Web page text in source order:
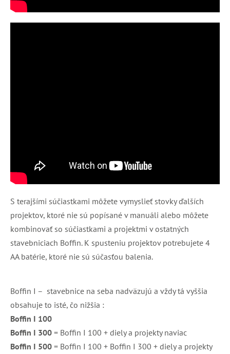
S terajšími súčiastkami môžete vymyslieť stovky ďalších
projektov, ktoré nie sú popísané v manuáli alebo môžete
kombinovať so súčiastkami a projektmi v ostatných
stavebniciach Boffin. K spusteniu projektov potrebujete 4
AA batérie, ktoré nie sú súčasťou balenia.
Boffin I – stavebnice na seba nadväzujú a vždy tá vyššia
obsahuje to isté, čo nižšia :
Boffin I 100
Boffin I 300 = Boffin I 100 + diely a projekty naviac
Boffin I 500 = Boffin I 100 + Boffin I 300 + diely a projekty